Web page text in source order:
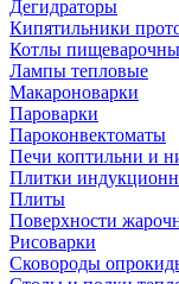
Дегидраторы
Кипятильники
Котлы
Лампы тепловые
Макароноварки
Пароварки
Пароконвектоматы
Печи коптильни и
Плитки
Плиты
Поверхности
Рисоварки
Сковороды